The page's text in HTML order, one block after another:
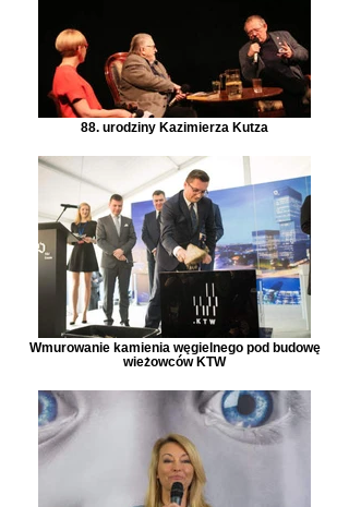
88. urodziny Kazimierza Kutza
Wmurowanie kamienia węgielnego pod budowę
wieżowców KTW